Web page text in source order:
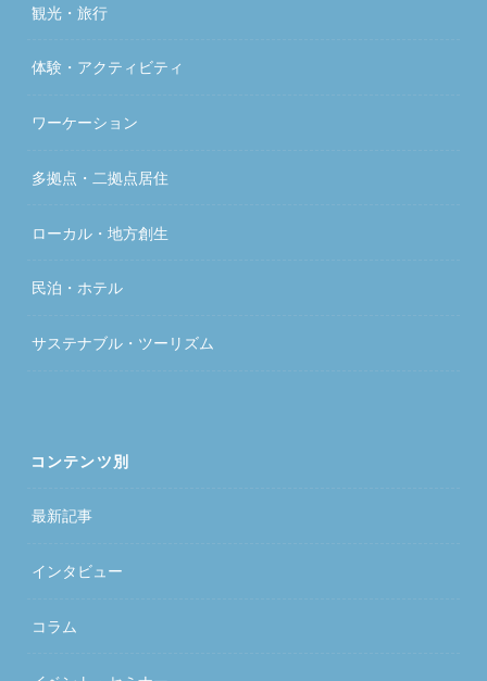
観光・旅行
体験・アクティビティ
ワーケーション
多拠点・二拠点居住
ローカル・地方創生
民泊・ホテル
サステナブル・ツーリズム
コンテンツ別
最新記事
インタビュー
コラム